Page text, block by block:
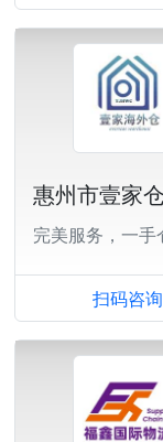
扫码咨询